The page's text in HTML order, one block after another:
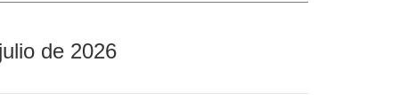
de 2026